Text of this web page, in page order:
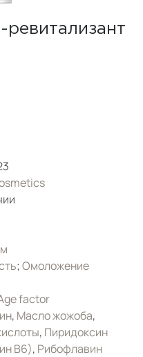
ревитализант
;Омоложение
factor
, Масло жожоба,
, Пиридоксин
B6), Рибофлавин